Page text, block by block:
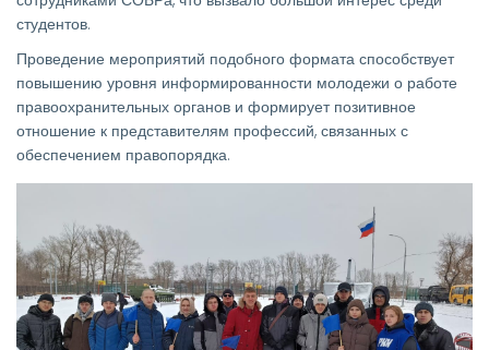
студентов.
Проведение мероприятий подобного формата способствует
повышению уровня информированности молодежи о работе
правоохранительных органов и формирует позитивное
отношение к представителям профессий, связанных с
обеспечением правопорядка.
Изображение